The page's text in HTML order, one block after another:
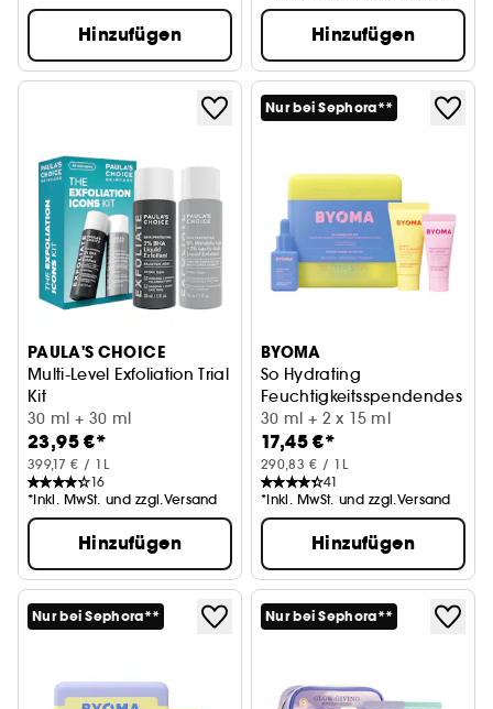
Hinzufügen Hinzufügen
PAULA'S CHOICE
Multi-Level Exfoliation Trial
Kit
Peeling-Duo zum Entdecken mit AHA + BHA
30 ml + 30 ml
23,95 €*
399,17 € / 1L
16
*Inkl. MwSt. und zzgl.Versand
Hinzufügen
Nur bei Sephora**
BYOMA
So Hydrating
Feuchtigkeitsspendendes
30 ml + 2 x 15 ml
17,45 €*
290,83 € / 1L
41
*Inkl. MwSt. und zzgl.Versand
Hinzufügen
Nur bei Sephora** Nur bei Sephora**